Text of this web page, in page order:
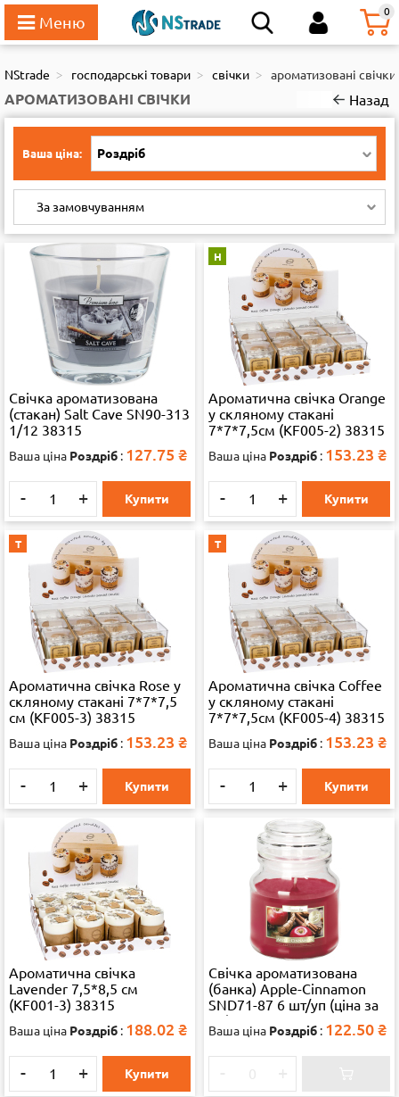
0
111
NStrade господарські товари свічки ароматизовані свічки
АРОМАТИЗОВАНІ СВІЧКИ Назад
Ваша ціна: Роздріб
За замовчуванням
Свічка ароматизована
(стакан) Salt Cave SN90-313
1/12 38315
Ваша ціна Роздріб : 127.75 ₴
- + Купити
Н
Ароматична свічка Orange
у скляному стакані
7*7*7,5см (KF005-2) 38315
Ваша ціна Роздріб : 153.23 ₴
- + Купити
Т
Ароматична свічка Rose у
скляному стакані 7*7*7,5
см (KF005-3) 38315
Ваша ціна Роздріб : 153.23 ₴
- + Купити
Т
Ароматична свічка Coffee
у скляному стакані
7*7*7,5см (KF005-4) 38315
Ваша ціна Роздріб : 153.23 ₴
- + Купити
Ароматична свічка
Lavender 7,5*8,5 см
(KF001-3) 38315
Ваша ціна Роздріб : 188.02 ₴
- + Купити
Свічка ароматизована
(банка) Apple-Cinnamon
SND71-87 6 шт/уп (ціна за
шт)
Ваша ціна Роздріб : 122.50 ₴